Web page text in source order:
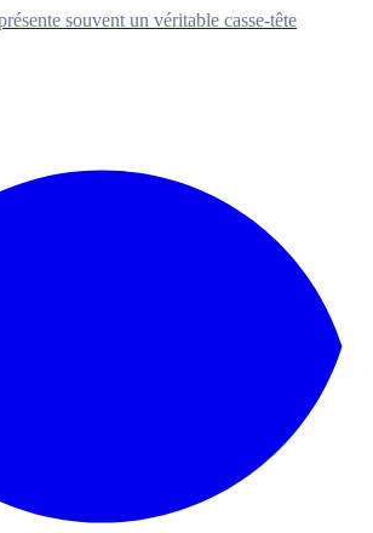
souvent un véritable casse-tête